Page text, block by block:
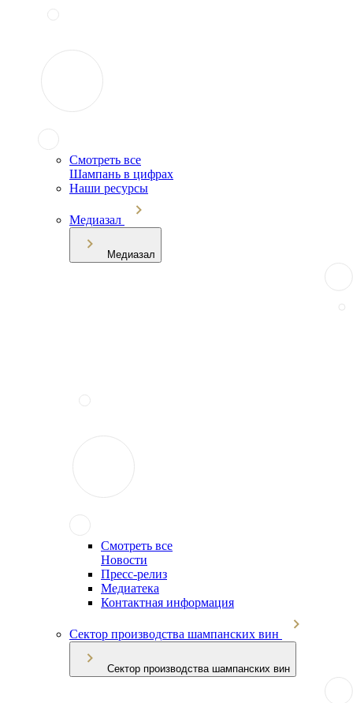
Смотреть все
Шампань в цифрах
Наши ресурсы
Медиазал
Медиазал
Смотреть все
Новости
Пресс-релиз
Медиатека
Контактная информация
Сектор производства шампанских вин
Сектор производства шампанских вин